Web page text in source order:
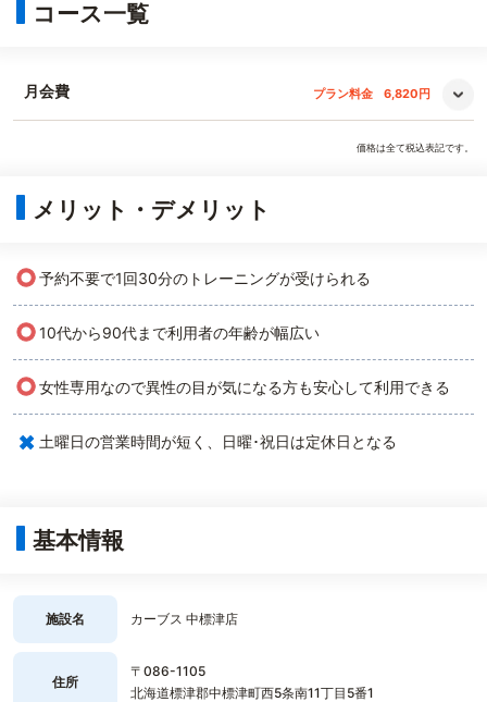
コース一覧
月会費 プラン料金 6,820円
価格は全て税込表記です。
メリット・デメリット
○予約不要で1回30分のトレーニングが受けられる
○10代から90代まで利用者の年齢が幅広い
○女性専用なので異性の目が気になる方も安心して利用できる
× 土曜日の営業時間が短く、日曜･祝日は定休日となる
基本情報
施設名 カーブス 中標津店
住所
〒086-1105
北海道標津郡中標津町西5条南11丁目5番1